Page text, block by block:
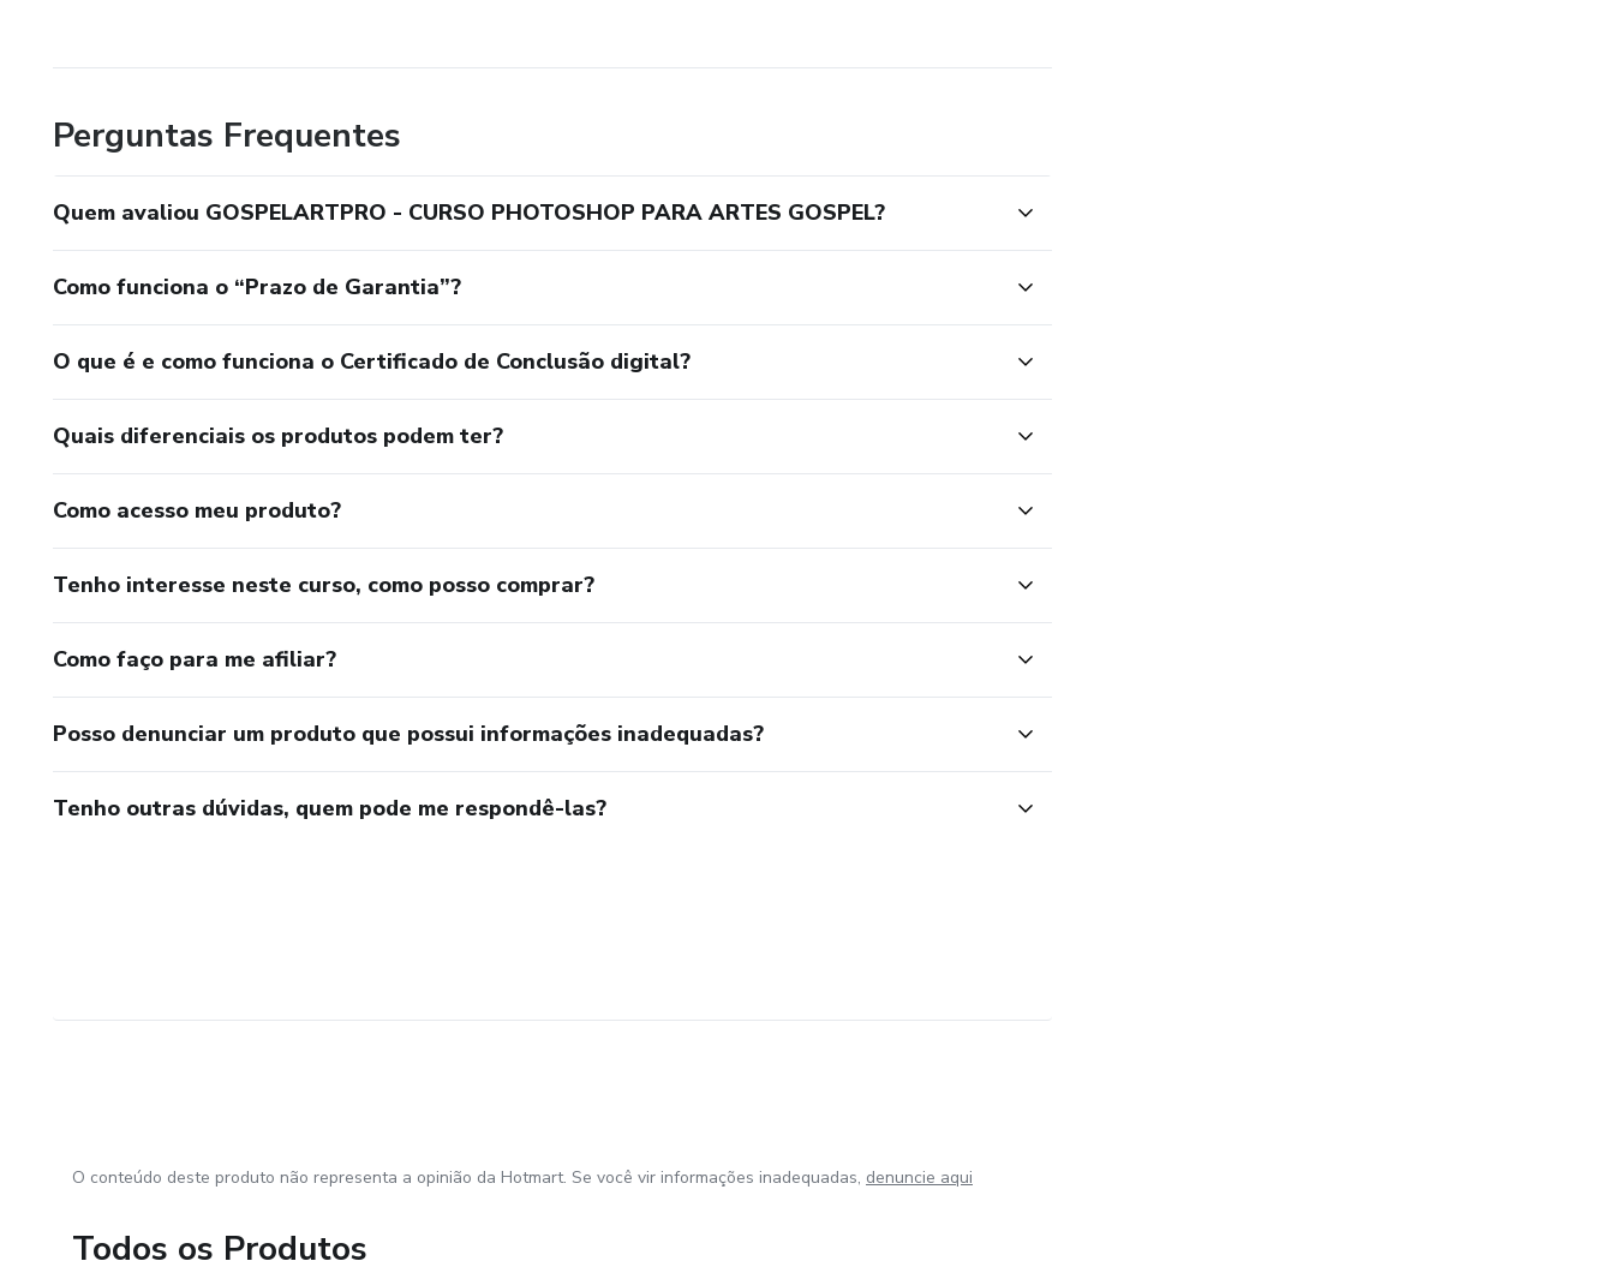
Perguntas Frequentes
Quem avaliou GOSPELARTPRO - CURSO PHOTOSHOP PARA ARTES GOSPEL?
Como funciona o “Prazo de Garantia”?
O que é e como funciona o Certificado de Conclusão digital?
Quais diferenciais os produtos podem ter?
Como acesso meu produto?
Tenho interesse neste curso, como posso comprar?
Como faço para me afiliar?
Posso denunciar um produto que possui informações inadequadas?
Tenho outras dúvidas, quem pode me respondê-las?
O conteúdo deste produto não representa a opinião da Hotmart. Se você vir informações inadequadas, denuncie aqui
Todos os Produtos